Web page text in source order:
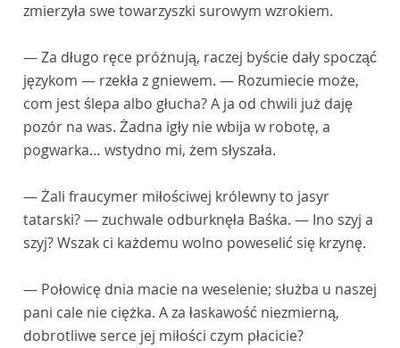
zmierzyła swe towarzyszki surowym wzrokiem.
— Za długo ręce próżnują, raczej byście dały spocząć
językom — rzekła z gniewem. — Rozumiecie może,
com jest ślepa albo głucha? A ja od chwili już daję
pozór na was. Żadna igły nie wbija w robotę, a
pogwarka… wstydno mi, żem słyszała.
— Żali fraucymer miłościwej królewny to jasyr
tatarski? — zuchwale odburknęła Baśka. — Ino szyj a
szyj? Wszak ci każdemu wolno poweselić się krzynę.
— Połowicę dnia macie na weselenie; służba u naszej
pani cale nie ciężka. A za łaskawość niezmierną,
dobrotliwe serce jej miłości czym płacicie?